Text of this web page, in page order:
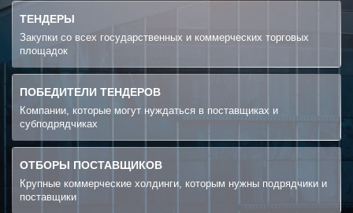
ТЕНДЕРЫ
Закупки со всех государственных и коммерческих торговых
площадок
ПОБЕДИТЕЛИ ТЕНДЕРОВ
Компании, которые могут нуждаться в поставщиках и
субподрядчиках
ОТБОРЫ ПОСТАВЩИКОВ
Крупные коммерческие холдинги, которым нужны подрядчики и
поставщики